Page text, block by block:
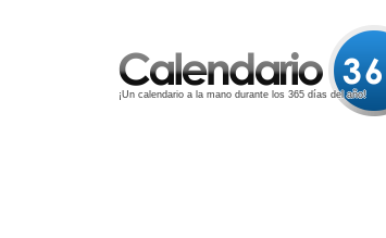
¡Un calendario a la mano durante los 365 días del año!